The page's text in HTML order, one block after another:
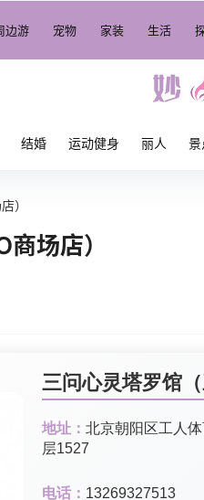
边游 宠物 家装 生活
结婚 运动健身 丽人 景
）
场店）
三问心灵塔罗馆
地址： 北京朝阳区工人
层1527
电话： 13269327513